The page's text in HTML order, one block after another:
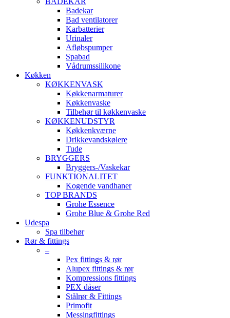
Badekar
Bad ventilatorer
Karbatterier
Urinaler
Afløbspumper
Spabad
Vådrumssilikone
Køkken
KØKKENVASK
Køkkenarmaturer
Køkkenvaske
Tilbehør til køkkenvaske
KØKKENUDSTYR
Køkkenkværne
Drikkevandskølere
Tude
BRYGGERS
Bryggers-/Vaskekar
FUNKTIONALITET
Kogende vandhaner
TOP BRANDS
Grohe Essence
Grohe Blue & Grohe Red
Udespa
Spa tilbehør
Rør & fittings
–
Pex fittings & rør
Alupex fittings & rør
Kompressions fittings
PEX dåser
Stålrør & Fittings
Primofit
Messingfittings